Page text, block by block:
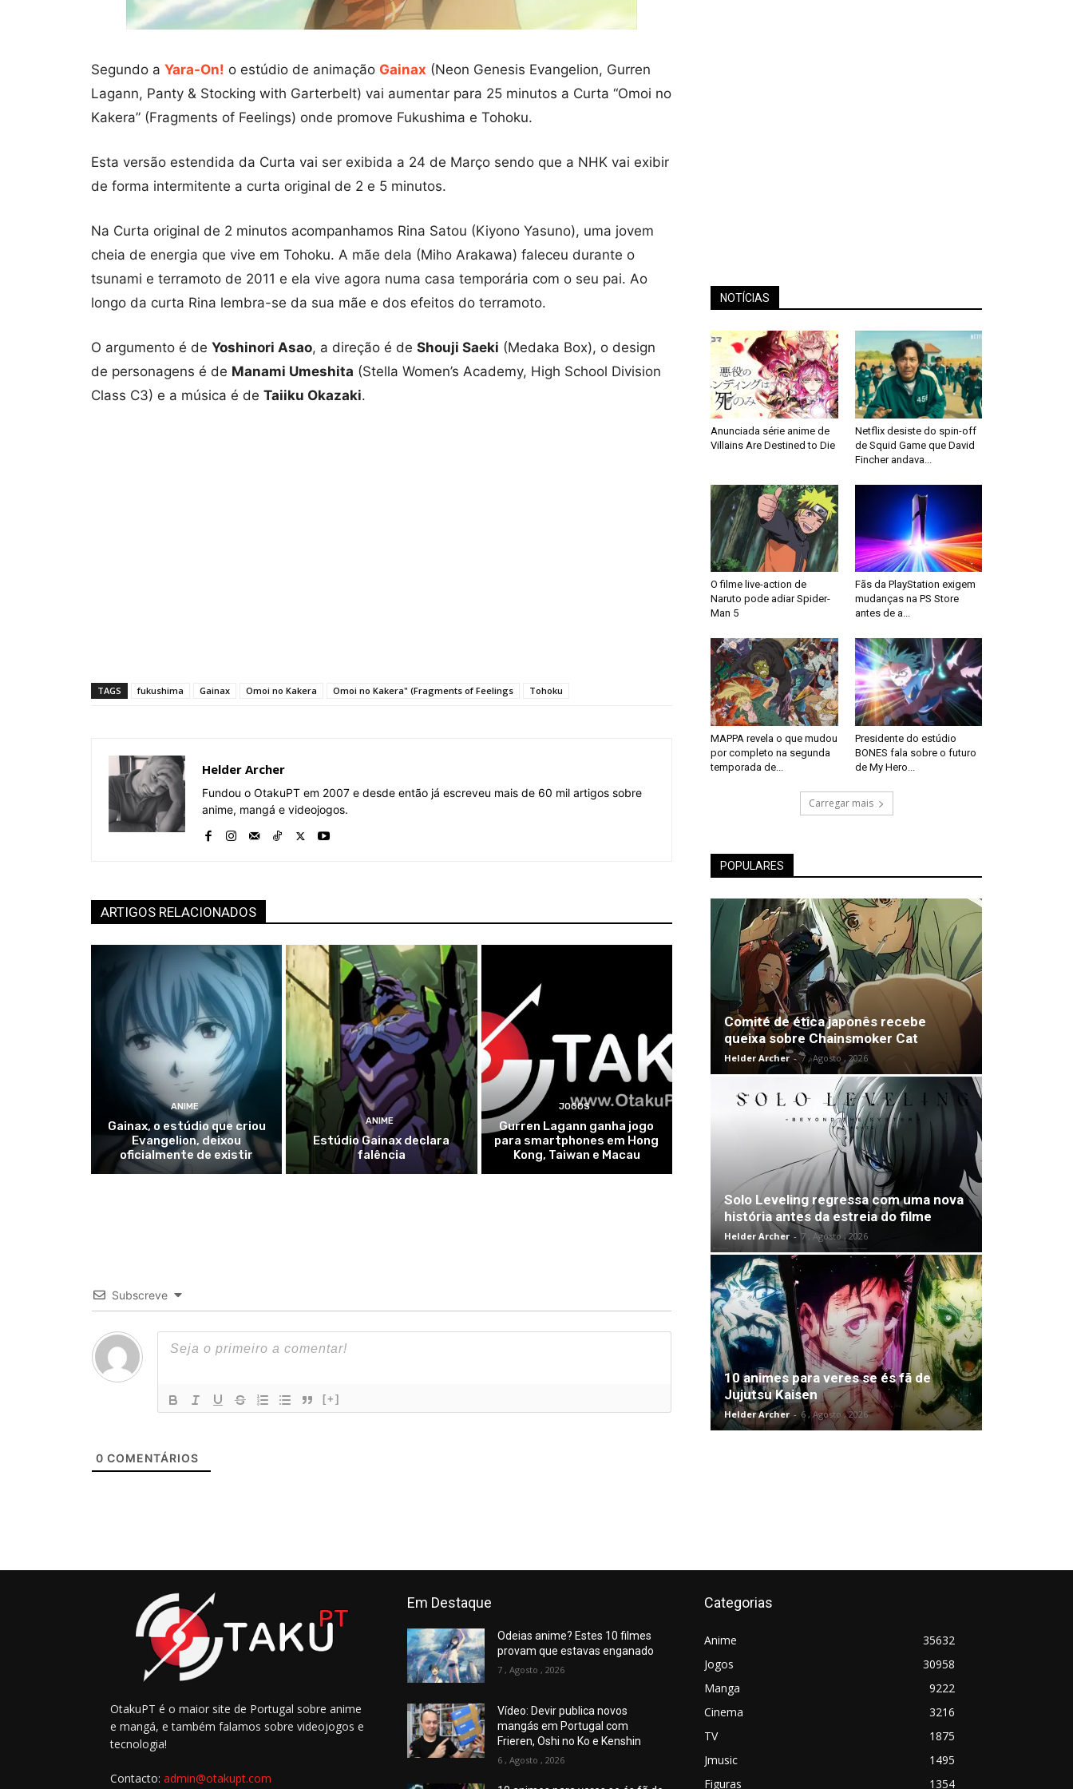
Segundo a Yara-On! o estúdio de animação Gainax (Neon Genesis Evangelion, Gurren
Lagann, Panty & Stocking with Garterbelt) vai aumentar para 25 minutos a Curta “Omoi no
Kakera” (Fragments of Feelings) onde promove Fukushima e Tohoku.
Esta versão estendida da Curta vai ser exibida a 24 de Março sendo que a NHK vai exibir
de forma intermitente a curta original de 2 e 5 minutos.
Na Curta original de 2 minutos acompanhamos Rina Satou (Kiyono Yasuno), uma jovem
cheia de energia que vive em Tohoku. A mãe dela (Miho Arakawa) faleceu durante o
tsunami e terramoto de 2011 e ela vive agora numa casa temporária com o seu pai. Ao
longo da curta Rina lembra-se da sua mãe e dos efeitos do terramoto.
O argumento é de Yoshinori Asao, a direção é de Shouji Saeki (Medaka Box), o design
de personagens é de Manami Umeshita (Stella Women’s Academy, High School Division
Class C3) e a música é de Taiiku Okazaki.
TAGS fukushima Gainax Omoi no Kakera Omoi no Kakera" (Fragments of Feelings Tohoku
Helder Archer
Fundou o OtakuPT em 2007 e desde então já escreveu mais de 60 mil artigos sobre
anime, mangá e videojogos.
ARTIGOS RELACIONADOS
ANIME
Gainax, o estúdio que criou
Evangelion, deixou
oficialmente de existir
ANIME
Estúdio Gainax declara
falência
JOGOS
Gurren Lagann ganha jogo
para smartphones em Hong
Kong, Taiwan e Macau
Subscreve
[+]
0 COMENTÁRIOS
NOTÍCIAS
Anunciada série anime de
Villains Are Destined to Die
Netflix desiste do spin-off
de Squid Game que David
Fincher andava...
O filme live-action de
Naruto pode adiar Spider-
Man 5
Fãs da PlayStation exigem
mudanças na PS Store
antes de a...
MAPPA revela o que mudou
por completo na segunda
temporada de...
Presidente do estúdio
BONES fala sobre o futuro
de My Hero...
Carregar mais
POPULARES
Comité de ética japonês recebe
queixa sobre Chainsmoker Cat
Helder Archer - 7 , Agosto , 2026
Solo Leveling regressa com uma nova
história antes da estreia do filme
Helder Archer - 7 , Agosto , 2026
10 animes para veres se és fã de
Jujutsu Kaisen
Helder Archer - 6 , Agosto , 2026
OtakuPT é o maior site de Portugal sobre anime
e mangá, e também falamos sobre videojogos e
tecnologia!
Contacto: admin@otakupt.com
Em Destaque
Odeias anime? Estes 10 filmes
provam que estavas enganado
7 , Agosto , 2026
Vídeo: Devir publica novos
mangás em Portugal com
Frieren, Oshi no Ko e Kenshin
6 , Agosto , 2026
Categorias
Anime
35632
Jogos
30958
Manga
9222
Cinema
3216
TV
1875
Jmusic
1495
Figuras
1354